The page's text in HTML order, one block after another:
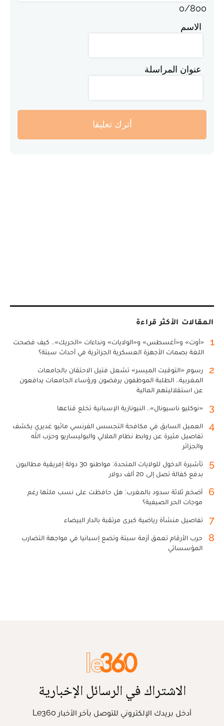
0/800
الاسم
عنوان المراسلة
أترك تعليقا
المقالات الأكثر قراءة
1
«أوت» و«أغسطس» و«الولايات» ونداءات «الحريك».. كيف فضحت
اللغة بصمات الأجهزة العسكرية الجزائرية في أحداث سبتة؟
2
رسوم «التوقيت الميسر» تشعل فتيل الاحتقان بالجامعات
المغربية.. الطلبة الموظفون يرفضون ورؤساء الجامعات يدافعون
عن استقلاليتهم المالية
3 «نوكليو ناسيونال».. النيونازية الإسبانية تخلع قناعها
4
العميل السابق في مكافحة التجسس الفرنسي ماثيو غديري يكشف
تفاصيل مثيرة عن روابط نظام الملالي والبوليساريو وحزب الله
والجزائر
5
تأشيرة الدخول للولايات المتحدة: مواطنو 30 دولة إفريقية مطالبون
بدفع كفالة تصل إلى 20 ألف دولار
6
أضخم ثلاثة سدود بالمغرب: هل حافظت على نسب ملئها رغم
موجات الحر الصيفية؟
7 تفاصيل منشأة رياضية كبرى مرتقبة بالدار البيضاء
8
حرب الأرقام تعمق أزمة سبتة وتضع إسبانيا في مواجهة التضارب
المؤسساتي
الاشتراك في الرسائل الإخبارية
أدخل بريدك الإلكتروني للتوصل بآخر الأخبار Le360